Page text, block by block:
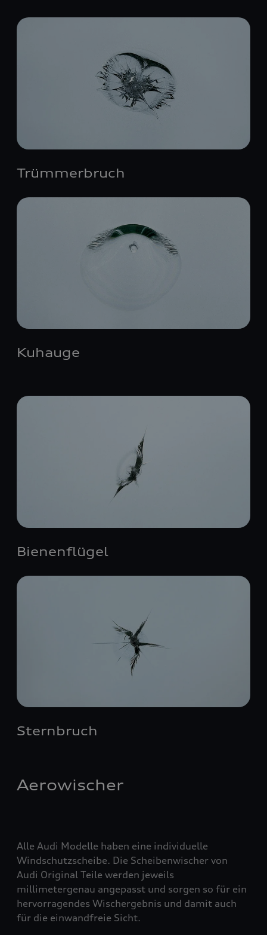
Trümmerbruch
Kuhauge
Bienenflügel
Sternbruch
Aerowischer
Alle Audi Modelle haben eine individuelle
Windschutzscheibe. Die Scheibenwischer von
Audi Original Teile werden jeweils
millimetergenau angepasst und sorgen so für ein
hervorragendes Wischergebnis und damit auch
für die einwandfreie Sicht.